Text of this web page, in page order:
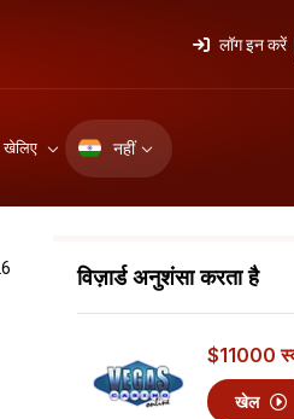
लॉग इन करें
खेलिए नहीं
विज़ार्ड अनुशंसा करता है
$11000
खेल